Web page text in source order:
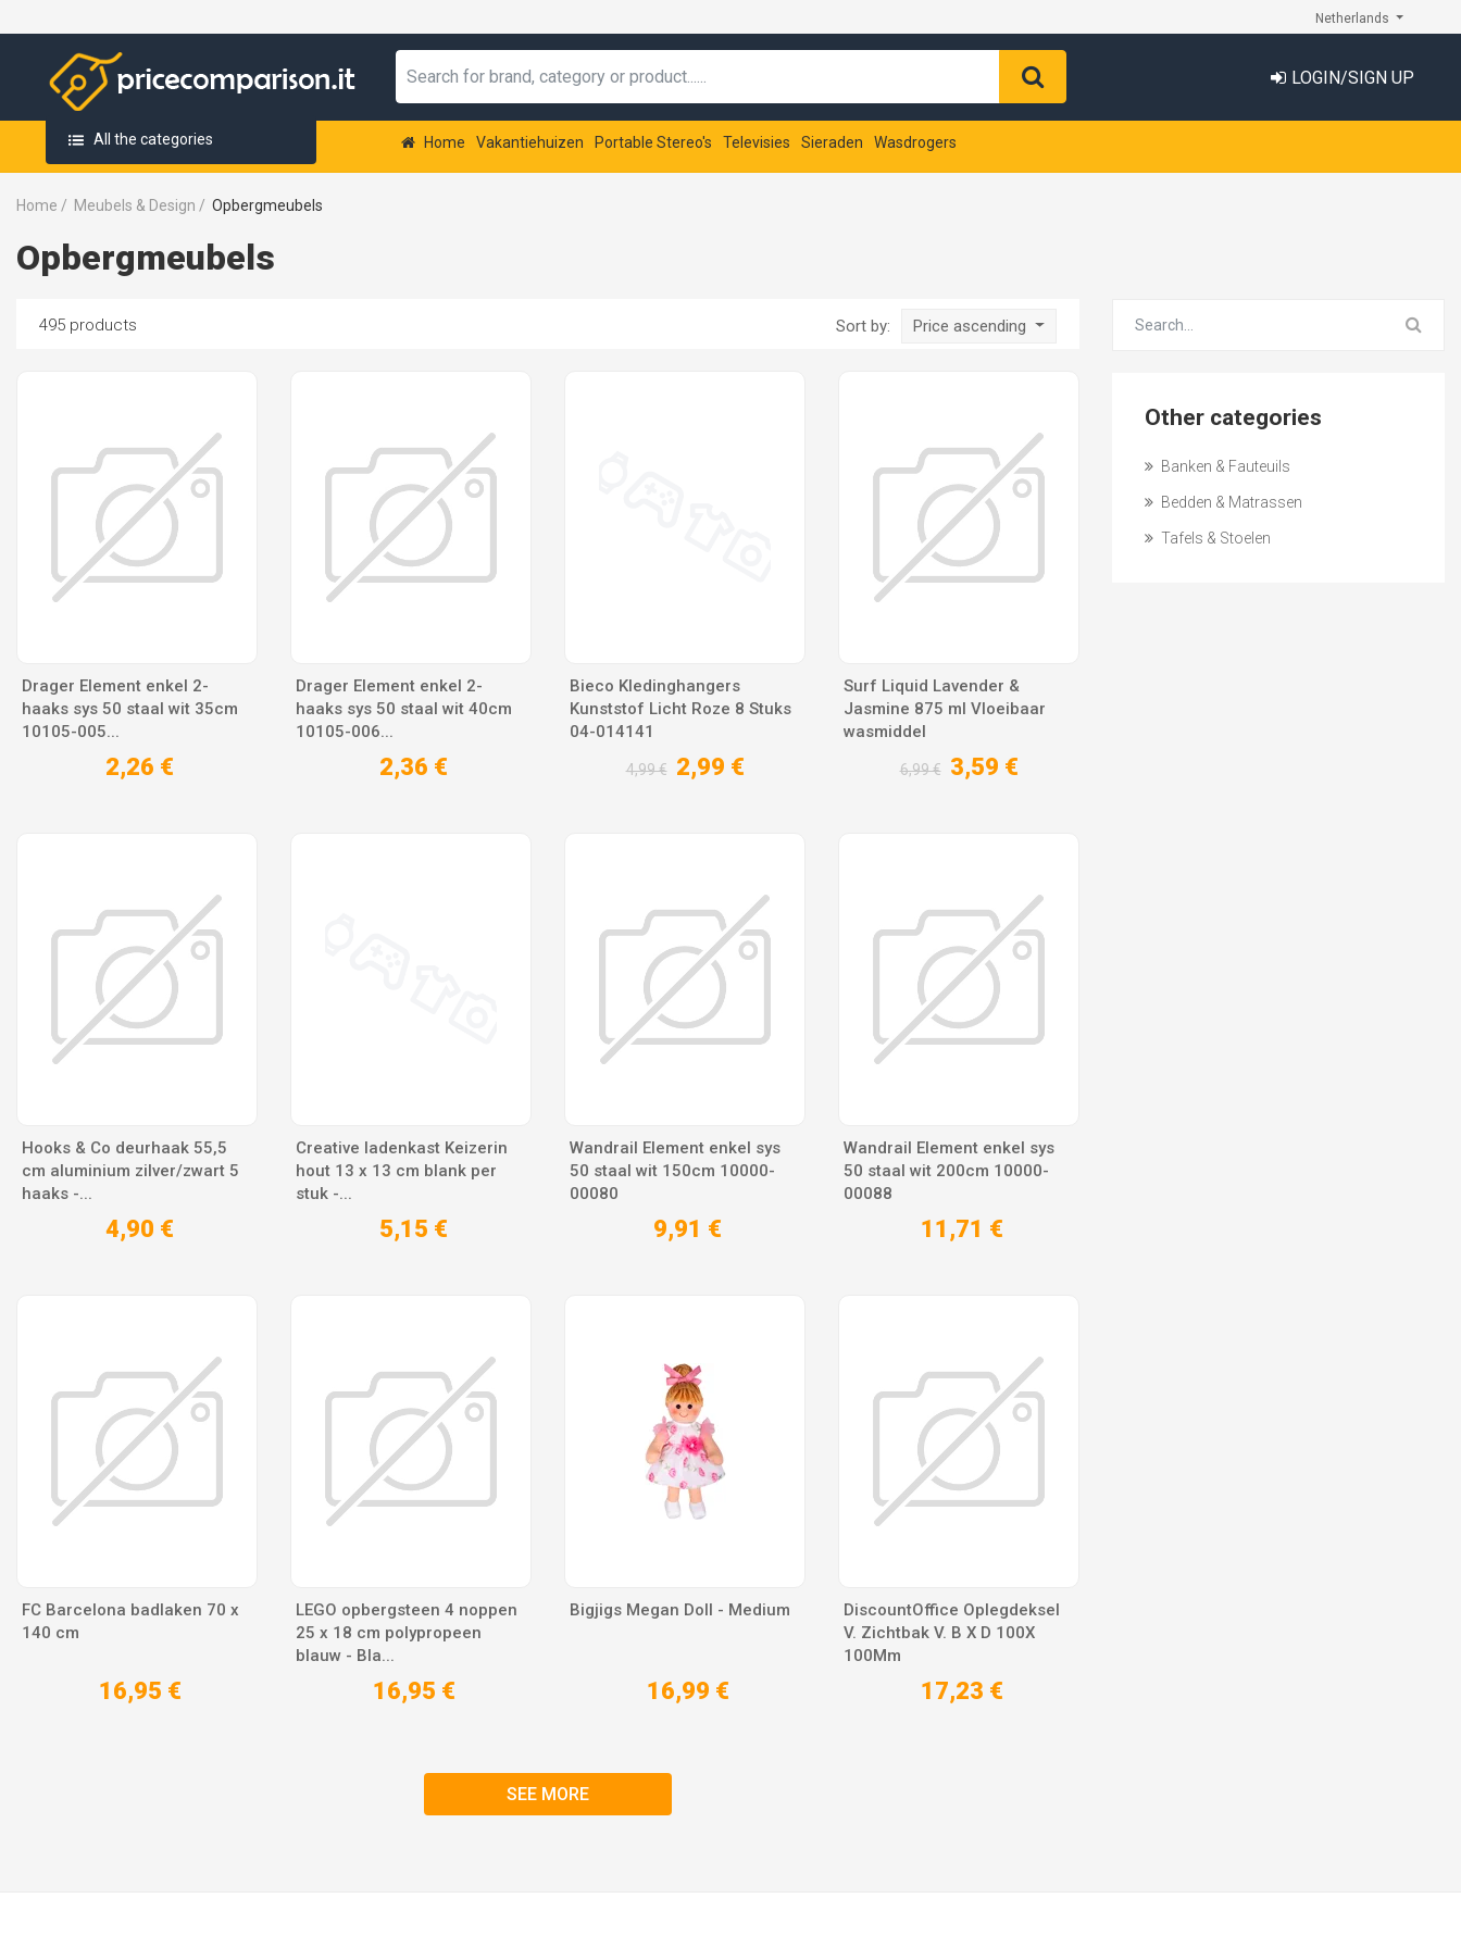
Netherlands
LOGIN/SIGN UP
All the categories Home Vakantiehuizen Portable Stereo's Televisies Sieraden Wasdrogers
Home / Meubels & Design / Opbergmeubels
Opbergmeubels
Other categories
Banken & Fauteuils
Bedden & Matrassen
Tafels & Stoelen
495 products Sort by: Price ascending
Drager Element enkel 2-
haaks sys 50 staal wit 35cm
10105-005...
2,26 €
Drager Element enkel 2-
haaks sys 50 staal wit 40cm
10105-006...
2,36 €
Bieco Kledinghangers
Kunststof Licht Roze 8 Stuks
04-014141
4,99 € 2,99 €
Surf Liquid Lavender &
Jasmine 875 ml Vloeibaar
wasmiddel
6,99 € 3,59 €
Hooks & Co deurhaak 55,5
cm aluminium zilver/zwart 5
haaks -...
4,90 €
Creative ladenkast Keizerin
hout 13 x 13 cm blank per
stuk -...
5,15 €
Wandrail Element enkel sys
50 staal wit 150cm 10000-
00080
9,91 €
Wandrail Element enkel sys
50 staal wit 200cm 10000-
00088
11,71 €
FC Barcelona badlaken 70 x
140 cm
16,95 €
LEGO opbergsteen 4 noppen
25 x 18 cm polypropeen
blauw - Bla...
16,95 €
Bigjigs Megan Doll - Medium
16,99 €
DiscountOffice Oplegdeksel
V. Zichtbak V. B X D 100X
100Mm
17,23 €
SEE MORE